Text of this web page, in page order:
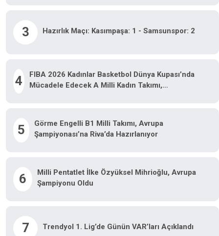
3 Hazırlık Maçı: Kasımpaşa: 1 - Samsunspor: 2
4
FIBA 2026 Kadınlar Basketbol Dünya Kupası’nda
Mücadele Edecek A Milli Kadın Takımı,
5
Görme Engelli B1 Milli Takımı, Avrupa
Şampiyonası’na Riva’da Hazırlanıyor
6
Milli Pentatlet İlke Özyüksel Mihrioğlu, Avrupa
Şampiyonu Oldu
7 Trendyol 1. Lig’de Günün VAR’ları Açıklandı